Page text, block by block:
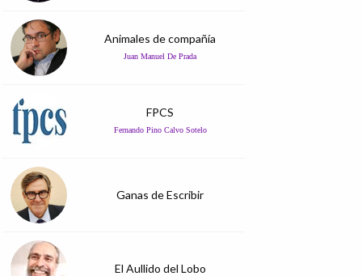
Animales de compañía
Juan Manuel De Prada
FPCS
Fernando Pino Calvo Sotelo
Ganas de Escribir
El Aullido del Lobo